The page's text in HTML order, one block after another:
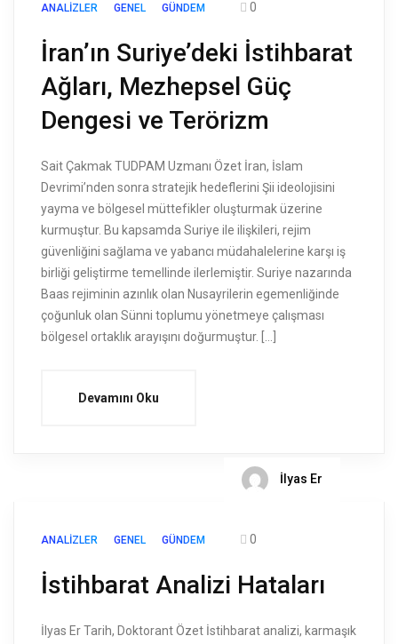
ANALIZLER GENEL GÜNDEM 0
İran’ın Suriye’deki İstihbarat
Ağları, Mezhepsel Güç
Dengesi ve Terörizm
Sait Çakmak TUDPAM Uzmanı Özet İran, İslam
Devrimi’nden sonra stratejik hedeflerini Şii ideolojisini
yayma ve bölgesel müttefikler oluşturmak üzerine
kurmuştur. Bu kapsamda Suriye ile ilişkileri, rejim
güvenliğini sağlama ve yabancı müdahalelerine karşı iş
birliği geliştirme temellinde ilerlemiştir. Suriye nazarında
Baas rejiminin azınlık olan Nusayrilerin egemenliğinde
çoğunluk olan Sünni toplumu yönetmeye çalışması
bölgesel ortaklık arayışını doğurmuştur. […]
Devamını Oku
İlyas Er
ANALIZLER GENEL GÜNDEM 0
İstihbarat Analizi Hataları
İlyas Er Tarih, Doktorant Özet İstihbarat analizi, karmaşık